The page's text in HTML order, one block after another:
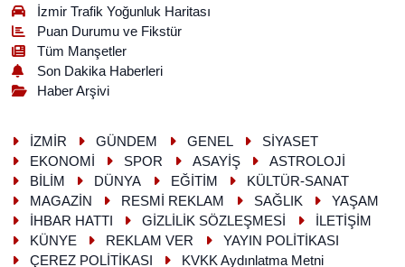
İzmir Trafik Yoğunluk Haritası
Puan Durumu ve Fikstür
Tüm Manşetler
Son Dakika Haberleri
Haber Arşivi
İZMİR GÜNDEM GENEL
SİYASET
EKONOMİ
SPOR ASAYİŞ
ASTROLOJİ
BİLİM
DÜNYA EĞİTİM
KÜLTÜR-SANAT
MAGAZİN
RESMİ REKLAM SAĞLIK
YAŞAM
İHBAR HATTI
GİZLİLİK SÖZLEŞMESİ
İLETİŞİM
KÜNYE
REKLAM VER
YAYIN POLİTİKASI
ÇEREZ POLİTİKASI
KVKK Aydınlatma Metni